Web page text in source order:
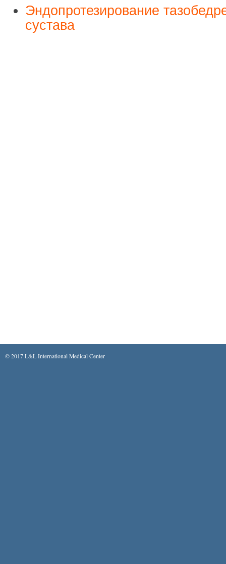
Эндопротезирование
сустава
© 2017 L&L International Medical Center